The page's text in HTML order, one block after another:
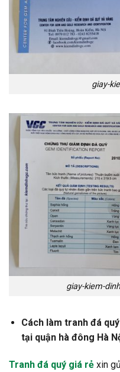
giay-
giay-kiem-
Cách làm tranh đá
tại quận hà đông Hà
Tranh đá quý giá rẻ xin